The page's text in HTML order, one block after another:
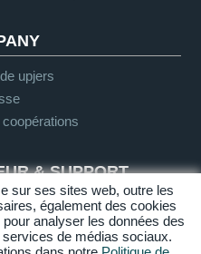
upjers
& SUPPORT
Play"
sur ses sites web, outre les
également des cookies
analyser les données des
de médias sociaux.